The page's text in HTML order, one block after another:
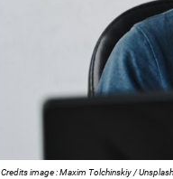
Credits image : Maxim Tolchinskiy / Unsplash